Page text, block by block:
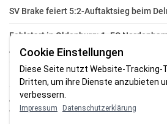
SV Brake feiert 5:2-Auftaktsieg beim
Fehlstart in Oldenburg: 1. FC
Auftakt
Fußball in der Wesermarsch: Die Bilder
Aufstieg geschafft: HSG-Unterweser-C-
für die Oberliga
Cookie Einstellungen
Diese Seite nutzt Website-Tracking-
Dritten, um ihre Dienste anzubieten
verbessern.
Impressum Datenschutzerklärung